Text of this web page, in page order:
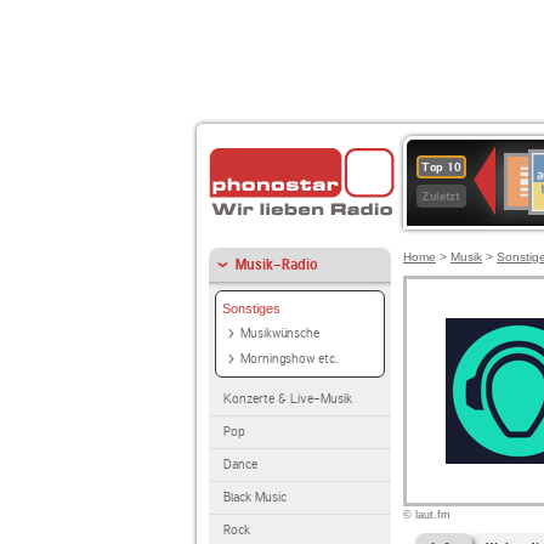
Top 10
Zuletzt
Kultur
Musik-Radio
Sonstiges
Musikwünsche
Morningshow etc.
Konzerte & Live-Musik
Pop
Dance
Black Music
Rock
Home > Musik >
© laut.fm